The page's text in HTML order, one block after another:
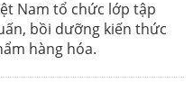
Nam tổ chức lớp tập
bồi dưỡng kiến thức
hàng hóa.